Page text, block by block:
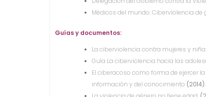
Médicos del mundo: Ciberviolencia de
Guías y documentos:
La ciberviolencia contra mujeres y
Guía La ciberviolencia hacia las
El ciberacoso como forma de ejercer
información y del conocimiento